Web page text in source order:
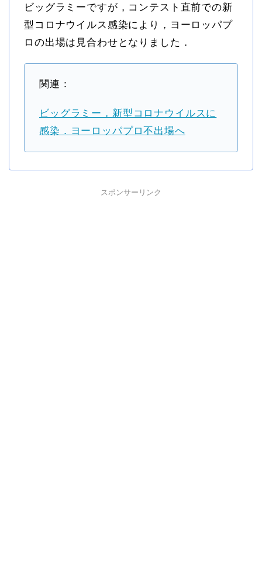
ビッグラミーですが，コンテスト直前での新
型コロナウイルス感染により，ヨーロッパプ
ロの出場は見合わせとなりました．
関連：
ビッグラミー，新型コロナウイルスに
感染．ヨーロッパプロ不出場へ
スポンサーリンク